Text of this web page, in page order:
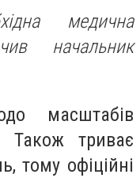
медична
начальник
масштабів
Також триває
тому офіційні